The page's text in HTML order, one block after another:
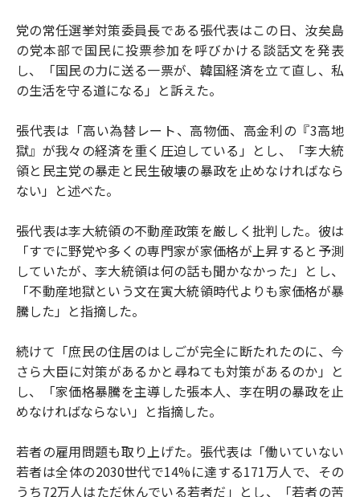
党の常任選挙対策委員長である張代表はこの日、汝矣島
の党本部で国民に投票参加を呼びかける談話文を発表
し、「国民の力に送る一票が、韓国経済を立て直し、私
の生活を守る道になる」と訴えた。
張代表は「高い為替レート、高物価、高金利の『3高地
獄』が我々の経済を重く圧迫している」とし、「李大統
領と民主党の暴走と民生破壊の暴政を止めなければなら
ない」と述べた。
張代表は李大統領の不動産政策を厳しく批判した。彼は
「すでに野党や多くの専門家が家価格が上昇すると予測
していたが、李大統領は何の話も聞かなかった」とし、
「不動産地獄という文在寅大統領時代よりも家価格が暴
騰した」と指摘した。
続けて「庶民の住居のはしごが完全に断たれたのに、今
さら大臣に対策があるかと尋ねても対策があるのか」と
し、「家価格暴騰を主導した張本人、李在明の暴政を止
めなければならない」と指摘した。
若者の雇用問題も取り上げた。張代表は「働いていない
若者は全体の2030世代で14%に達する171万人で、その
うち72万人はただ休んでいる若者だ」とし、「若者の苦